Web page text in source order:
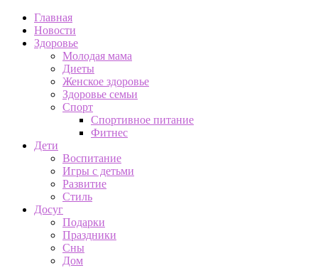
Главная
Новости
Здоровье
Молодая мама
Диеты
Женское здоровье
Здоровье семьи
Спорт
Спортивное питание
Фитнес
Дети
Воспитание
Игры с детьми
Развитие
Стиль
Досуг
Подарки
Праздники
Сны
Дом